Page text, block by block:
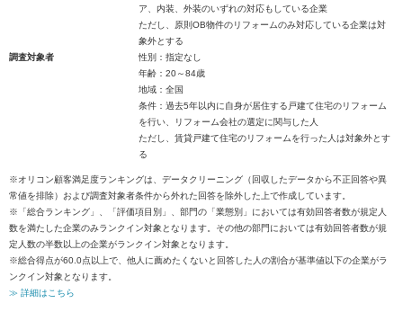
ア、内装、外装のいずれの対応もしている企業
ただし、原則OB物件のリフォームのみ対応している企業は対
象外とする
調査対象者
性別：指定なし
年齢：20～84歳
地域：全国
条件：過去5年以内に自身が居住する戸建て住宅のリフォーム
を行い、リフォーム会社の選定に関与した人
ただし、賃貸戸建て住宅のリフォームを行った人は対象外とす
る
※オリコン顧客満足度ランキングは、データクリーニング（回収したデータから不正回答や異
常値を排除）および調査対象者条件から外れた回答を除外した上で作成しています。
※「総合ランキング」、「評価項目別」、部門の「業態別」においては有効回答者数が規定人
数を満たした企業のみランクイン対象となります。その他の部門においては有効回答者数が規
定人数の半数以上の企業がランクイン対象となります。
※総合得点が60.0点以上で、他人に薦めたくないと回答した人の割合が基準値以下の企業がラ
ンクイン対象となります。
≫ 詳細はこちら